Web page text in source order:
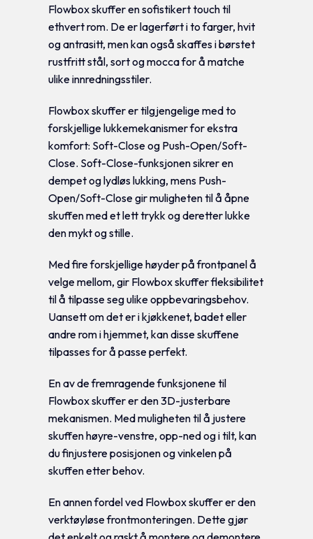
Flowbox skuffer en sofistikert touch til
ethvert rom. De er lagerført i to farger, hvit
og antrasitt, men kan også skaffes i børstet
rustfritt stål, sort og mocca for å matche
ulike innredningsstiler.
Flowbox skuffer er tilgjengelige med to
forskjellige lukkemekanismer for ekstra
komfort: Soft-Close og Push-Open/Soft-
Close. Soft-Close-funksjonen sikrer en
dempet og lydløs lukking, mens Push-
Open/Soft-Close gir muligheten til å åpne
skuffen med et lett trykk og deretter lukke
den mykt og stille.
Med fire forskjellige høyder på frontpanel å
velge mellom, gir Flowbox skuffer fleksibilitet
til å tilpasse seg ulike oppbevaringsbehov.
Uansett om det er i kjøkkenet, badet eller
andre rom i hjemmet, kan disse skuffene
tilpasses for å passe perfekt.
En av de fremragende funksjonene til
Flowbox skuffer er den 3D-justerbare
mekanismen. Med muligheten til å justere
skuffen høyre-venstre, opp-ned og i tilt, kan
du finjustere posisjonen og vinkelen på
skuffen etter behov.
En annen fordel ved Flowbox skuffer er den
verktøyløse frontmonteringen. Dette gjør